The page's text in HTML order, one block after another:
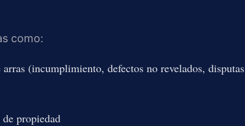
como:
(incumplimiento, defectos no revelados, disputas
propiedad